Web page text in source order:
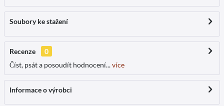
Soubory ke stažení
Recenze
0
Číst, psát a posoudít hodnocení...více
Informace o výrobci